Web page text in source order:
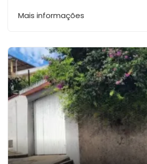
Mais informações